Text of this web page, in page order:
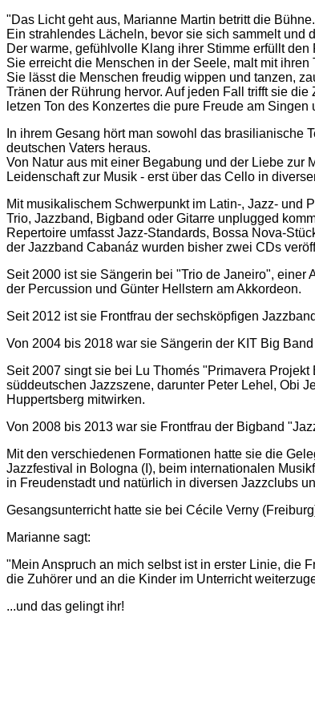
"Das Licht geht aus, Marianne Martin betritt die
Ein strahlendes Lächeln, bevor sie sich sammelt und
Der warme, gefühlvolle Klang ihrer Stimme erfüllt den
Sie erreicht die Menschen in der Seele, malt mit
Sie lässt die Menschen freudig wippen und tanzen,
Tränen der Rührung hervor. Auf jeden Fall trifft sie
letzen Ton des Konzertes die pure Freude am
In ihrem Gesang hört man sowohl das brasilianische
deutschen Vaters heraus.
Von Natur aus mit einer Begabung und der Liebe zur
Leidenschaft zur Musik - erst über das Cello in
Mit musikalischem Schwerpunkt im Latin-, Jazz- und
Trio, Jazzband, Bigband oder Gitarre unplugged
Repertoire umfasst Jazz-Standards, Bossa Nova-
der Jazzband Cabanáz wurden bisher zwei CDs
Seit 2000 ist sie Sängerin bei "Trio de Janeiro", einer
der Percussion und Günter Hellstern am Akkordeon.
Seit 2012 ist sie Frontfrau der sechsköpfigen
Von 2004 bis 2018 war sie Sängerin der KIT Big
Seit 2007 singt sie bei Lu Thomés "Primavera
süddeutschen Jazzszene, darunter Peter Lehel, Obi
Huppertsberg mitwirken.
Von 2008 bis 2013 war sie Frontfrau der Bigband
Mit den verschiedenen Formationen hatte sie die
Jazzfestival in Bologna (I), beim internationalen
in Freudenstadt und natürlich in diversen Jazzclubs
Gesangsunterricht hatte sie bei Cécile Verny
Marianne sagt:
"Mein Anspruch an mich selbst ist in erster Linie, die
die Zuhörer und an die Kinder im Unterricht
...und das gelingt ihr!